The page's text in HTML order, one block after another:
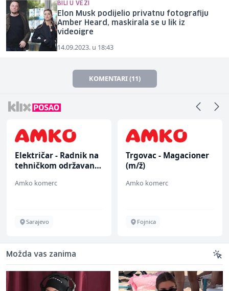
BILI U VEZI
Elon Musk podijelio privatnu fotografiju
Amber Heard, maskirala se u lik iz
videoigre
14.09.2023. u 18:43
KOMENTARI (11)
Električar - Radnik na
tehničkom održavanju
Amko komerc
Sarajevo
Trgovac - Magacioner
(m/ž)
Amko komerc
Fojnica
Možda vas zanima